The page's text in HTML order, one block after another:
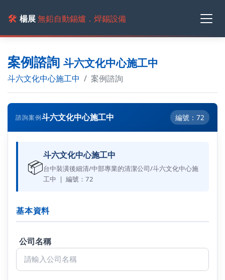
🛠️ 楊展無鉛自動錫爐．焊錫設備
案例諮詢 斗六文化中心施工中
斗六文化中心施工中 案例諮詢
諮詢案例斗六文化中心施工中 編號：72
📦
斗六文化中心施工中
台中裝潢後細清/中部專業的清潔公司/斗六文化中心施
工中 | 編號：72
基本資料
公司名稱